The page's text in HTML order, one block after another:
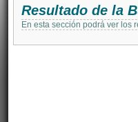
Resultado de la
En esta sección podrá ver los